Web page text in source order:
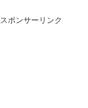
スポンサーリンク